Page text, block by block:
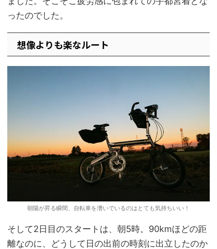
ったのでした。
想像よりも楽なルート
朝陽が昇る瞬間、自転車を漕いでいるのはとても気持ちいい！
そして2日目のスタートは、朝5時。90kmほどの距
離なのに、どうして日の出前の時刻に出立したのか